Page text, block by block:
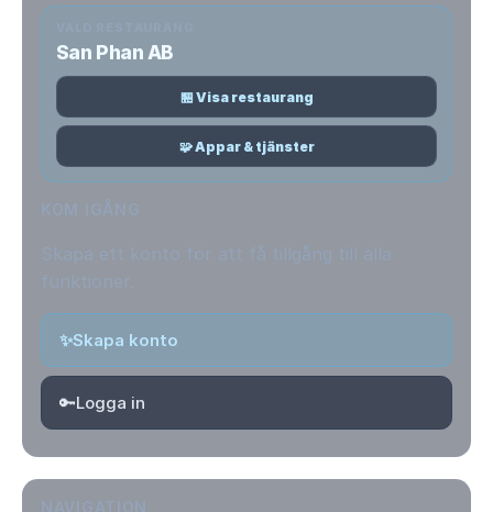
San Phan AB
🏪 Visa restaurang
🧩 Appar & tjänster
✨Skapa konto
🔑Logga in